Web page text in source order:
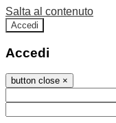
Salta al contenuto
Accedi
Accedi
button close ×